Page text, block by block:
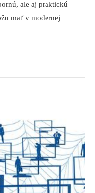
ale aj praktickú
mať v modernej